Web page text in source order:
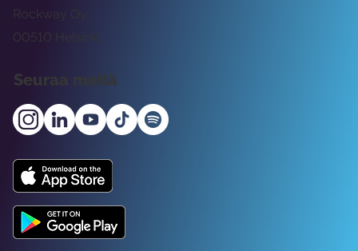
Rockway Oy
00510 Helsinki
Seuraa meitä